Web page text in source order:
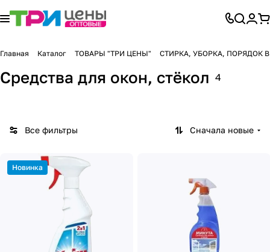
Главная Каталог ТОВАРЫ "ТРИ ЦЕНЫ" СТИРКА, УБОРКА, ПОРЯДОК
Средства для окон, стёкол 4
Все фильтры Сначала новые
Новинка